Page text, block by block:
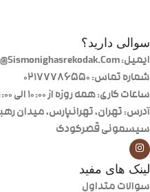
سوالی دارید؟
ایمیل: Info@Sismonighasrekodak.Com
شماره تماس: 02177786550
ساعات کاری: همه روزه از ۱۰:۰۰ الی ۲۱:۰۰
آدرس: تهران، تهرانپارس، میدان
سیسمونی قصرکودک
لینک های مفید
سوالات متداول